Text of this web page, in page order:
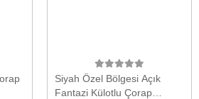
Siyah Özel Bölgesi Açık
Fantazi Külotlu Çorap